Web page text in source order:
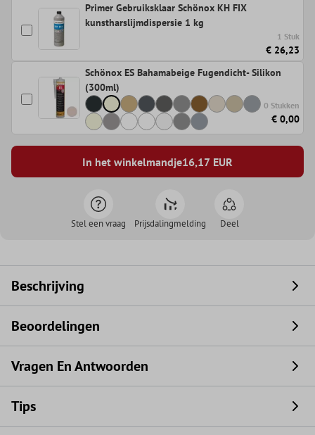
Primer Gebruiksklaar Schönox KH FIX
kunstharslijmdispersie 1 kg
1 Stuk
€ 26,23
Schönox ES Bahamabeige Fugendicht- Silikon
(300ml)
0 Stukken
€ 0,00
In het winkelmandje16,17 EUR
Stel een vraag Prijsdalingmelding Deel
Beschrijving
Beoordelingen
Vragen En Antwoorden
Tips